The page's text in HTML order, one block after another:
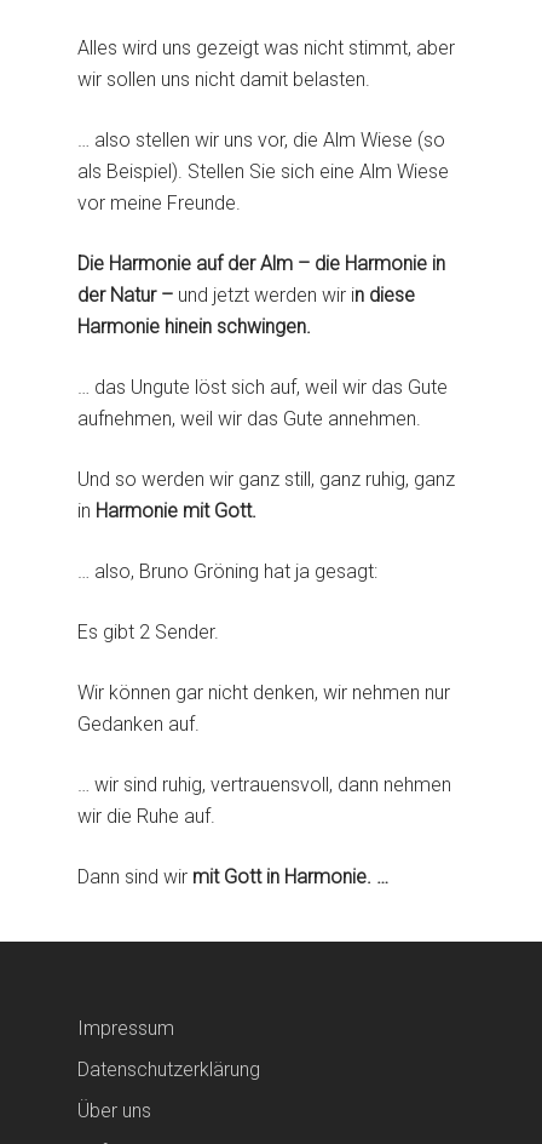
Alles wird uns gezeigt was nicht stimmt, aber
wir sollen uns nicht damit belasten.
… also stellen wir uns vor, die Alm Wiese (so
als Beispiel). Stellen Sie sich eine Alm Wiese
vor meine Freunde.
Die Harmonie auf der Alm – die Harmonie in
der Natur – und jetzt werden wir in diese
Harmonie hinein schwingen.
… das Ungute löst sich auf, weil wir das Gute
aufnehmen, weil wir das Gute annehmen.
Und so werden wir ganz still, ganz ruhig, ganz
in Harmonie mit Gott.
… also, Bruno Gröning hat ja gesagt:
Es gibt 2 Sender.
Wir können gar nicht denken, wir nehmen nur
Gedanken auf.
… wir sind ruhig, vertrauensvoll, dann nehmen
wir die Ruhe auf.
Dann sind wir mit Gott in Harmonie. …
Impressum
Datenschutzerklärung
Über uns
Online
Öffentliche Termine
Tagungen
Über Alfred Hosp
2001
2003
2004
2006
Lisl und Fredy, über
Häufig gestellte